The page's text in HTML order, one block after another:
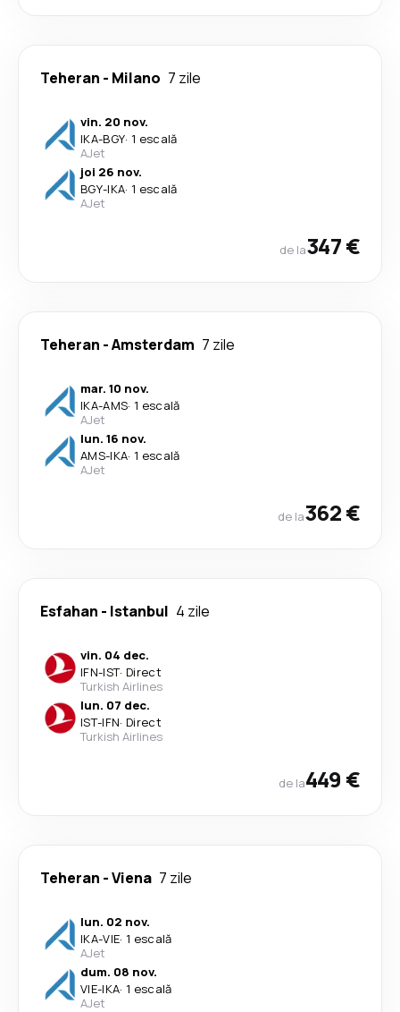
Teheran - Milano 7 zile
vin. 20 nov.
IKA-BGY· 1 escală
AJet
joi 26 nov.
BGY-IKA· 1 escală
AJet
de la347 €
Teheran -Amsterdam 7 zile
mar. 10 nov.
IKA-AMS· 1 escală
AJet
lun. 16 nov.
AMS-IKA· 1 escală
AJet
de la362 €
Esfahan - Istanbul 4 zile
vin. 04 dec.
IFN-IST· Direct
Turkish Airlines
lun. 07 dec.
IST-IFN· Direct
Turkish Airlines
de la449 €
Teheran -Viena 7 zile
lun. 02 nov.
IKA-VIE· 1 escală
AJet
dum. 08 nov.
VIE-IKA· 1 escală
AJet